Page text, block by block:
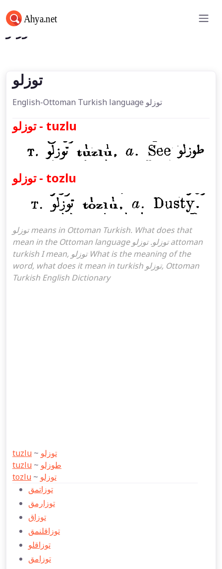
توزلو
توزلو
English-Ottoman Turkish language توزلو
توزلو - tuzlu
توزلو - tozlu
توزلو means in Ottoman Turkish. What does that
mean in the Ottoman language توزلو. توزلو attoman
turkish I mean, توزلو What is the meaning of the
word, what does it mean in turkish توزلو, Ottoman
Turkish English Dictionary
tuzlu ~ توزلو
tuzlu ~ طوزلو
tozlu ~ توزلو
توزاتمق
توزارمق
توزاق
توزاقلنمق
توزاقلو
توزامق